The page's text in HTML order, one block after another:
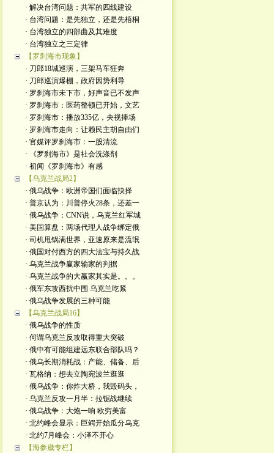
· 解决台湾问题：共军的四线建设
· 台湾问题：是先独立，还是先梧桐
· 台湾独立的四部曲及其难度
· 台湾独立之三定律
【罗刹海市现象】
· 刀郎18城巡演，三架马车狂奔
· 刀郎巡演爆棚，政府因势利导
· 罗刹海市未下市，好声音已不发声
· 罗刹海市：医药整顿已开始，文艺
· 罗刹海市：播放335亿，央视捧场
· 罗刹海市走向：让赖民主胡自由们
· 官媒评罗刹海市：一股清流
· 《罗刹海市》是社会洗涤剂
· 初闻《罗刹海市》有感
【乌克兰战局2】
· 俄乌战争：欧洲帝国们面临抉择
· 普京认为：川普停火28条，还差一
· 俄乌战争：CNN说，乌克兰红军城
· 美国算盘：两场代理人战争绑定俄
· 司机甩锅满世界，亚速原来是流氓
· 俄国对付西方的四大法宝与持久战
· 乌克兰战争赢家输家的判据
· 乌克兰战争的大赢家其实是。。。
· 俄军东攻西扰中围 乌克兰吃紧
· 俄乌战争发展的三种可能
【乌克兰战局16】
· 俄乌战争的性质
· 何谓乌克兰反攻取得重大突破
· 俄中有可能组建远东联合部队吗？
· 俄乌长期消耗战：产能、储备、后
· 瓦格纳：想去立陶宛波兰逛逛
· 俄乌战争：你炸大桥，我毁码头，
· 乌克兰反攻一月半：拉锯战继续
· 俄乌战争：大炮一响 欧穷美富
· 北约峰会显示：巨鳄开始瓜分乌克
· 北约7月峰会：小泽不开心
【海参崴专栏】